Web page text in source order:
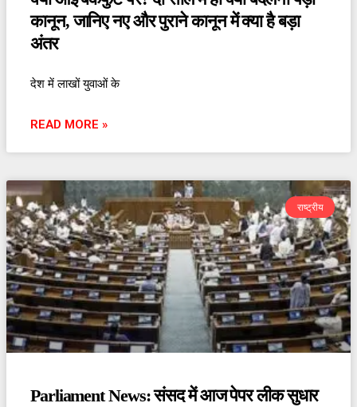
कानून, जानिए नए और पुराने कानून में क्या है बड़ा
अंतर
देश में लाखों युवाओं के
READ MORE »
राष्ट्रीय
Parliament News: संसद में आज पेपर लीक सुधार